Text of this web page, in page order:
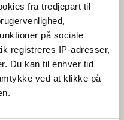
fra tredjepart til
på sociale
registreres IP-adresser,
Du kan til enhver tid
ved at klikke på